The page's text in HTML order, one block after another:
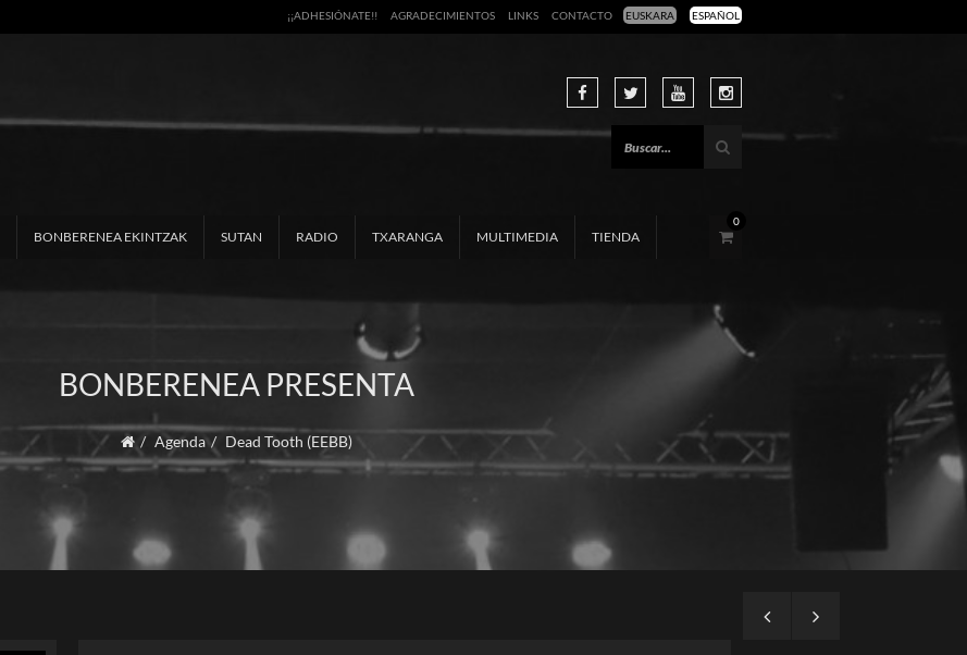
EUSKARA ESPAÑOL
¡¡ADHESIÓNATE!! AGRADECIMIENTOS LINKS CONTACTO
BONBERENEA EKINTZAK SUTAN RADIO TXARANGA MULTIMEDIA TIENDA
0
BONBERENEA PRESENTA
Agenda Dead Tooth (EEBB)